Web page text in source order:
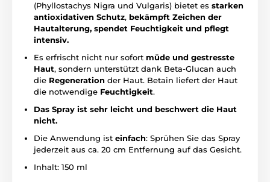
(Phyllostachys Nigra und Vulgaris) bietet es starken
antioxidativen Schutz, bekämpft Zeichen der
Hautalterung, spendet Feuchtigkeit und pflegt
intensiv.
Es erfrischt nicht nur sofort müde und gestresste
Haut, sondern unterstützt dank Beta-Glucan auch
die Regeneration der Haut. Betain liefert der Haut
die notwendige Feuchtigkeit.
Das Spray ist sehr leicht und beschwert die Haut
nicht.
Die Anwendung ist einfach: Sprühen Sie das Spray
jederzeit aus ca. 20 cm Entfernung auf das Gesicht.
Inhalt: 150 ml